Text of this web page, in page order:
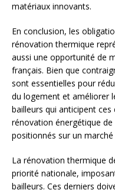
matériaux innovants.
En conclusion, les
rénovation thermique
aussi une opportunité de
français. Bien que
sont essentielles pour
du logement et améliorer
bailleurs qui anticipent
rénovation énergétique
positionnés sur un
La rénovation thermique
priorité nationale,
bailleurs. Ces derniers